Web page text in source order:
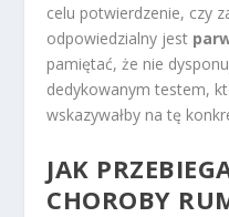
celu potwierdzenie, czy
odpowiedzialny jest
pamiętać, że nie
dedykowanym testem,
wskazywałby na tę
JAK
CHOROBY